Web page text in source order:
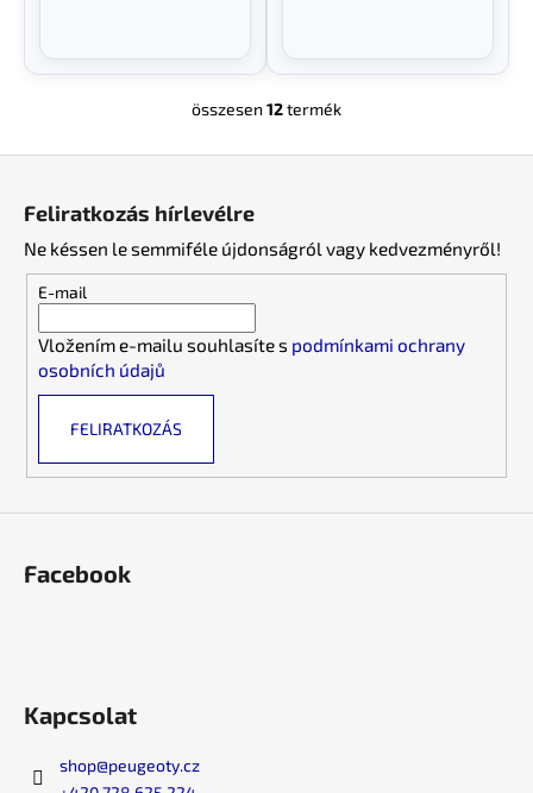
L
i
r
y
e
l
összesen 12termék
Feliratkozás hírlevélre
Ne késsen le semmiféle újdonságról vagy kedvezményről!
E-mail
Vložením e-mailu souhlasíte s podmínkami ochrany
osobních údajů
FELIRATKOZÁS
Facebook
Kapcsolat
shop@peugeoty.cz